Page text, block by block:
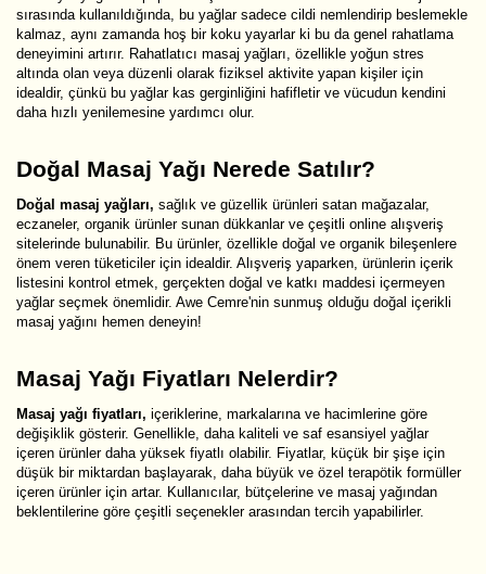
sırasında kullanıldığında, bu yağlar sadece cildi nemlendirip beslemekle
kalmaz, aynı zamanda hoş bir koku yayarlar ki bu da genel rahatlama
deneyimini artırır. Rahatlatıcı masaj yağları, özellikle yoğun stres
altında olan veya düzenli olarak fiziksel aktivite yapan kişiler için
idealdir, çünkü bu yağlar kas gerginliğini hafifletir ve vücudun kendini
daha hızlı yenilemesine yardımcı olur.
Doğal Masaj Yağı Nerede Satılır?
Doğal masaj yağları, sağlık ve güzellik ürünleri satan mağazalar,
eczaneler, organik ürünler sunan dükkanlar ve çeşitli online alışveriş
sitelerinde bulunabilir. Bu ürünler, özellikle doğal ve organik bileşenlere
önem veren tüketiciler için idealdir. Alışveriş yaparken, ürünlerin içerik
listesini kontrol etmek, gerçekten doğal ve katkı maddesi içermeyen
yağlar seçmek önemlidir. Awe Cemre'nin sunmuş olduğu doğal içerikli
masaj yağını hemen deneyin!
Masaj Yağı Fiyatları Nelerdir?
Masaj yağı fiyatları, içeriklerine, markalarına ve hacimlerine göre
değişiklik gösterir. Genellikle, daha kaliteli ve saf esansiyel yağlar
içeren ürünler daha yüksek fiyatlı olabilir. Fiyatlar, küçük bir şişe için
düşük bir miktardan başlayarak, daha büyük ve özel terapötik formüller
içeren ürünler için artar. Kullanıcılar, bütçelerine ve masaj yağından
beklentilerine göre çeşitli seçenekler arasından tercih yapabilirler.